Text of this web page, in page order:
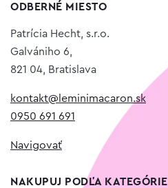
ODBERNÉ MIESTO
Patrícia Hecht, s.r.o.
Galvániho 6,
821 04, Bratislava
kontakt@leminimacaron.sk
0950 691 691
Navigovať
NAKUPUJ PODĽA KATEGÓRIE